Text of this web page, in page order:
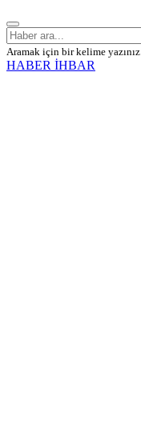
Aramak için bir kelime yazınız.
HABER İHBAR